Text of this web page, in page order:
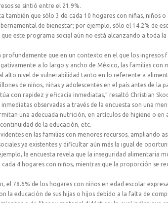
se sintió entre el 21.9%.
también que sólo 3 de cada 10 hogares con niñas, niños
de bienestar; por ejemplo, sólo el 14.2% de
que este programa social aún no está alcanzando a toda
profundamente que en un contexto en el que los ingresos
a lo largo y ancho de México, las familias con
alto nivel de vulnerabilidad tanto en lo referente a
de niños, niñas y adolescentes en el país antes de la
con rapidez y eficacia inmediatas,” resaltó Christian
inmediatas observadas a través de la encuesta son una
una adecuada nutrición, en artículos de higiene o en
de la educación, etc.
en las familias con menores recursos, ampliando
ya existentes y dificultar aún más la igual de
la encuesta revela que la inseguridad alimentaria
4 hogares con niños, mientras que la proporción se
el 78.6% de los hogares con niños en edad escolar
la educación de sus hijas o hijos debido a la falta de